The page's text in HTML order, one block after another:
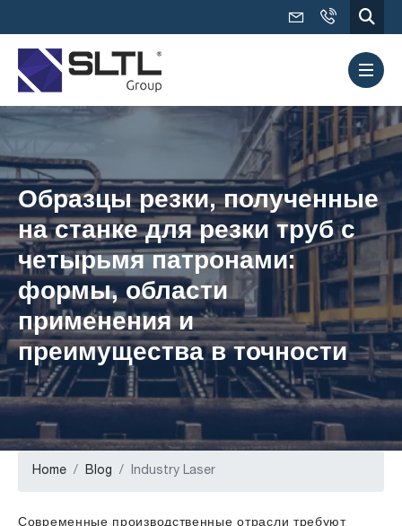
Образцы резки, полученные
на станке для резки труб с
четырьмя патронами:
формы, области
применения и
преимущества в точности
Home Blog Industry Laser
Современные производственные отрасли требуют